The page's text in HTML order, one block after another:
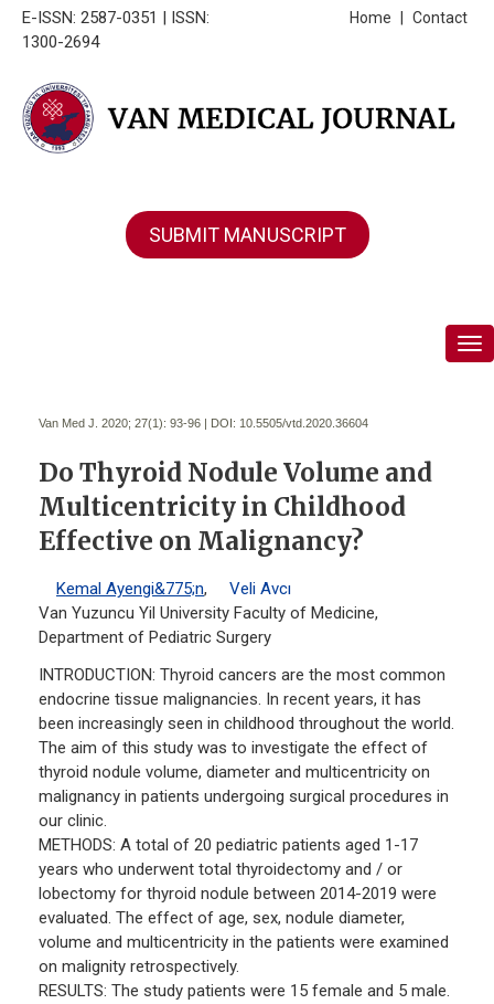
E-ISSN: 2587-0351 | ISSN:
1300-2694
Contact
Home
SUBMIT MANUSCRIPT
Van Med J. 2020; 27(1): 93-96 | DOI: 10.5505/vtd.2020.36604
Do Thyroid Nodule Volume and
Multicentricity in Childhood
Effective on Malignancy?
Kemal Ayengi&775;n,
Veli Avcı
Van Yuzuncu Yil University Faculty of Medicine,
Department of Pediatric Surgery
INTRODUCTION: Thyroid cancers are the most common
endocrine tissue malignancies. In recent years, it has
been increasingly seen in childhood throughout the world.
The aim of this study was to investigate the effect of
thyroid nodule volume, diameter and multicentricity on
malignancy in patients undergoing surgical procedures in
our clinic.
METHODS: A total of 20 pediatric patients aged 1-17
years who underwent total thyroidectomy and / or
lobectomy for thyroid nodule between 2014-2019 were
evaluated. The effect of age, sex, nodule diameter,
volume and multicentricity in the patients were examined
on malignity retrospectively.
RESULTS: The study patients were 15 female and 5 male.